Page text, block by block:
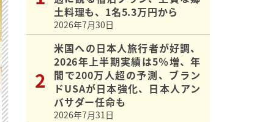
土料理も、1名5.3万円から
2026年7月30日
米国への日本人旅行者が好調、
2026年上半期実績は5％増、年
間で200万人超の予測、ブラン
ドUSAが日本強化、日本人アン
バサダー任命も
2026年7月31日